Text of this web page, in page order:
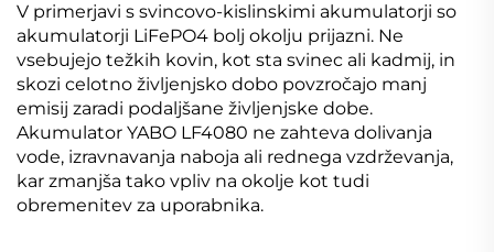
V primerjavi s svincovo-kislinskimi akumulatorji so
akumulatorji LiFePO4 bolj okolju prijazni. Ne
vsebujejo težkih kovin, kot sta svinec ali kadmij, in
skozi celotno življenjsko dobo povzročajo manj
emisij zaradi podaljšane življenjske dobe.
Akumulator YABO LF4080 ne zahteva dolivanja
vode, izravnavanja naboja ali rednega vzdrževanja,
kar zmanjša tako vpliv na okolje kot tudi
obremenitev za uporabnika.